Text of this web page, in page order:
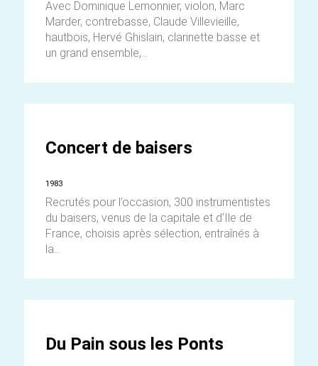
Avec Dominique Lemonnier, violon, Marc
Marder, contrebasse, Claude Villevieille,
hautbois, Hervé Ghislain, clarinette basse et
un grand ensemble,...
Concert de baisers
1983
Recrutés pour l’occasion, 300 instrumentistes
du baisers, venus de la capitale et d’Ile de
France, choisis après sélection, entraînés à
la...
Du Pain sous les Ponts